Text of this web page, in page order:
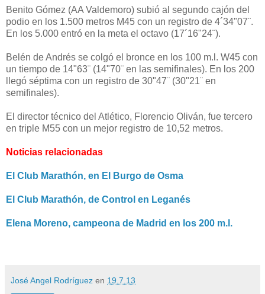
Benito Gómez (AA Valdemoro) subió al segundo cajón del
podio en los 1.500 metros M45 con un registro de 4´34"07¨.
En los 5.000 entró en la meta el octavo (17´16"24¨).
Belén de Andrés se colgó el bronce en los 100 m.l. W45 con
un tiempo de 14"63¨ (14"70¨ en las semifinales). En los 200
llegó séptima con un registro de 30"47¨ (30"21¨ en
semifinales).
El director técnico del Atlético, Florencio Oliván, fue tercero
en triple M55 con un mejor registro de 10,52 metros.
Noticias relacionadas
El Club Marathón, en El Burgo de Osma
El Club Marathón, de Control en Leganés
Elena Moreno, campeona de Madrid en los 200 m.l.
José Angel Rodríguez en 19.7.13